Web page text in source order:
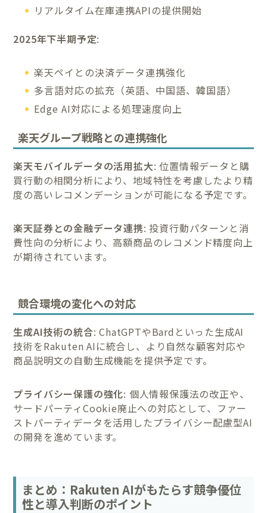
リアルタイム在庫連携APIの提供開始
2025年下半期予定:
楽天ペイとの決済データ連携強化
多言語対応の拡充（英語、中国語、韓国語）
Edge AI対応による処理速度向上
楽天グループ戦略との連携強化
楽天モバイルデータの活用拡大: 位置情報データと購
買行動の相関分析により、地域特性を考慮したより精
度の高いレコメンデーションが可能になる予定です。
楽天証券との金融データ連携: 投資行動パターンと消
費性向の分析により、高額商品のレコメンド精度向上
が期待されています。
競合環境の変化への対応
生成AI技術の統合: ChatGPTやBardといった生成AI
技術をRakuten AIに統合し、より自然な顧客対応や
商品説明文の自動生成機能を提供予定です。
プライバシー保護の強化: 個人情報保護法の改正や、
サードパーティCookie廃止への対応として、ファー
ストパーティデータを活用したプライバシー配慮型AI
の開発を進めています。
まとめ：Rakuten AIがもたらす競争優位
性と導入判断のポイント